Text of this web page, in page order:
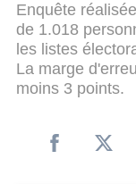
Enquête
de 1.018
les listes
La marge
moins 3 points.